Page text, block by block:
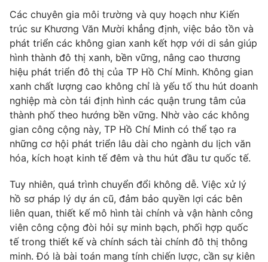
THỜI BÁO VTV
Theo dõi báo trên
Cơ quan chủ quản:Đài Truyền hình Việt Nam
Cơ quan báo chí:Thời báo VTV
Giấy phép hoạt động báo in và báo điện tử số 483/GP-BTTTT
Tổng Biên tập:Vũ Thanh Thủy
Phó Tổng Biên tập: Nguyễn Thị Mỹ Hạnh, Phạm Quốc Thắng,
Nguyễn Trọng Ninh
Tổng đài VTV:024.38 355 931 - 024.38 355 932
Ðiện thoại Thời báo VTV:024.66 897 897
Các chuyên gia môi trường và quy hoạch như Kiến
trúc sư Khương Văn Mười khẳng định, việc bảo tồn và
phát triển các không gian xanh kết hợp với di sản giúp
hình thành đô thị xanh, bền vững, nâng cao thương
hiệu phát triển đô thị của TP Hồ Chí Minh. Không gian
xanh chất lượng cao không chỉ là yếu tố thu hút doanh
nghiệp mà còn tái định hình các quận trung tâm của
thành phố theo hướng bền vững. Nhờ vào các không
gian công cộng này, TP Hồ Chí Minh có thể tạo ra
những cơ hội phát triển lâu dài cho ngành du lịch văn
hóa, kích hoạt kinh tế đêm và thu hút đầu tư quốc tế.
Tuy nhiên, quá trình chuyển đổi không dễ. Việc xử lý
hồ sơ pháp lý dự án cũ, đảm bảo quyền lợi các bên
liên quan, thiết kế mô hình tài chính và vận hành công
viên công cộng đòi hỏi sự minh bạch, phối hợp quốc
tế trong thiết kế và chính sách tài chính đô thị thông
minh. Đó là bài toán mang tính chiến lược, cần sự kiên